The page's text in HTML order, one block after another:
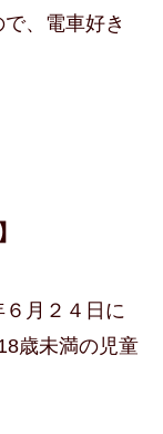
、電車好き
月２４日に
歳未満の児童